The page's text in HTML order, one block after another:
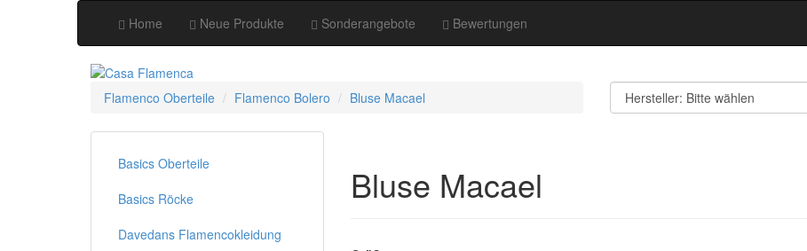
Home Neue Produkte Sonderangebote Bewertungen
Flamenco Oberteile Flamenco Bolero Bluse Macael
Bluse Macael
Basics Oberteile
Basics Röcke
Davedans Flamencokleidung